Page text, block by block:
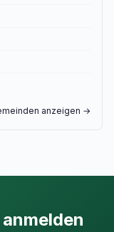
anzeigen →